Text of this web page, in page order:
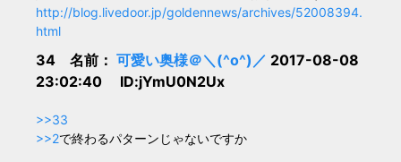
http://blog.livedoor.jp/goldennews/archives/52008394.
html
34 名前： 可愛い奥様＠＼(^o^)／ 2017-08-08
23:02:40 ID:jYmU0N2Ux
>>33
>>2で終わるパターンじゃないですか